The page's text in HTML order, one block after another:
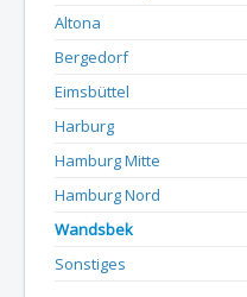
Kontakt
Altona
Bergedorf
Eimsbüttel
Harburg
Hamburg Mitte
Hamburg Nord
Wandsbek
Sonstiges